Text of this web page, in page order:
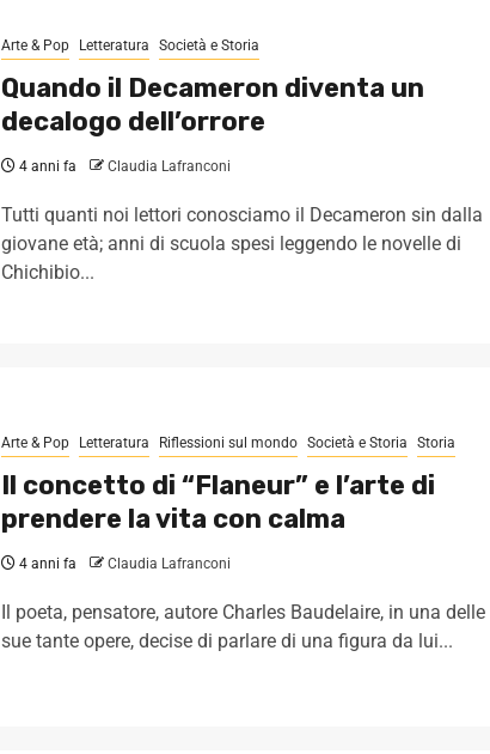
Arte & Pop Letteratura Società e Storia
Quando il Decameron diventa un
decalogo dell’orrore
4 anni fa Claudia Lafranconi
Tutti quanti noi lettori conosciamo il Decameron sin dalla
giovane età; anni di scuola spesi leggendo le novelle di
Chichibio...
Arte & Pop Letteratura Riflessioni sul mondo Società e Storia Storia
Il concetto di “Flaneur” e l’arte di
prendere la vita con calma
4 anni fa Claudia Lafranconi
Il poeta, pensatore, autore Charles Baudelaire, in una delle
sue tante opere, decise di parlare di una figura da lui...